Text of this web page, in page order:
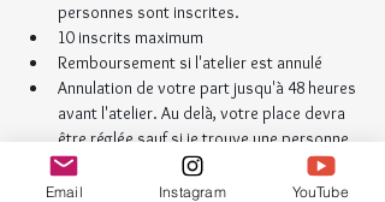
personnes sont inscrites.
10 inscrits maximum
Remboursement si l'atelier est annulé
Annulation de votre part jusqu'à 48 heures
avant l'atelier. Au delà, votre place devra
être réglée sauf si je trouve une personne
pour vous remplacer.
Renseignement
Email Instagram YouTube